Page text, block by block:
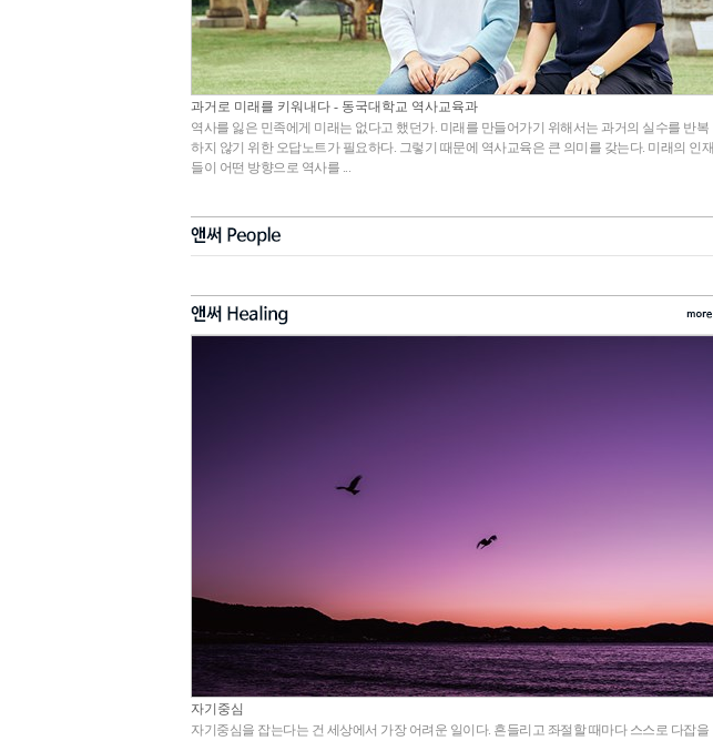
과거로 미래를 키워내다 - 동국대학교 역사교육과
역사를 잃은 민족에게 미래는 없다고 했던가. 미래를 만들어가기 위해서는 과거의 실수를 반복
하지 않기 위한 오답노트가 필요하다. 그렇기 때문에 역사교육은 큰 의미를 갖는다. 미래의 인재
들이 어떤 방향으로 역사를 ...
자기중심
자기중심을 잡는다는 건 세상에서 가장 어려운 일이다. 흔들리고 좌절할 때마다 스스로 다잡을